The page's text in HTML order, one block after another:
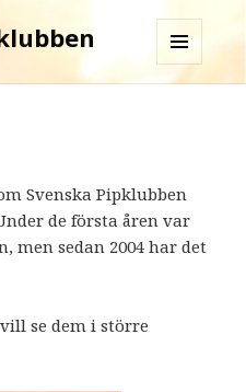
MENY
Svenska Pipklubben
de första åren var
men sedan 2004 har det
se dem i större